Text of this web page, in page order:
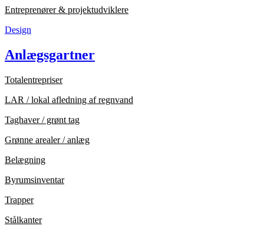
Entreprenører & projektudviklere
Design
Anlægsgartner
Totalentrepriser
LAR / lokal afledning af regnvand
Taghaver / grønt tag
Grønne arealer / anlæg
Belægning
Byrumsinventar
Trapper
Stålkanter